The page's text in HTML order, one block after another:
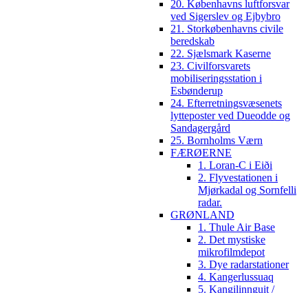
20. Københavns luftforsvar
ved Sigerslev og Ejbybro
21. Storkøbenhavns civile
beredskab
22. Sjælsmark Kaserne
23. Civilforsvarets
mobiliseringsstation i
Esbønderup
24. Efterretningsvæsenets
lytteposter ved Dueodde og
Sandagergård
25. Bornholms Værn
FÆRØERNE
1. Loran-C i Eiði
2. Flyvestationen i
Mjørkadal og Sornfelli
radar.
GRØNLAND
1. Thule Air Base
2. Det mystiske
mikrofilmdepot
3. Dye radarstationer
4. Kangerlussuaq
5. Kangilinnguit /